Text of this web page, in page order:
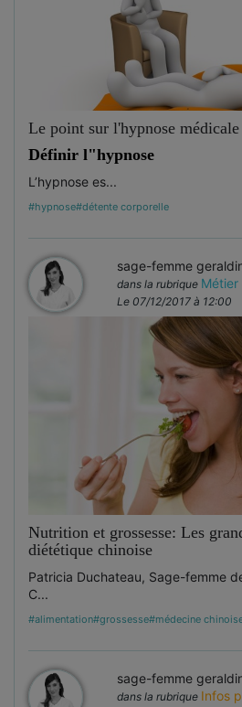
Le point sur l'hypnose médicale
Définir l"hypnose
L’hypnose es...
#hypnose#détente corporelle
sage-femme
dans la rubrique
Le 07/12/2017 à 12:00
Nutrition et grossesse: Les
diététique chinoise
Patricia Duchateau, Sage-femme
C...
#alimentation#grossesse#médecine
sage-femme
dans la rubrique Infos